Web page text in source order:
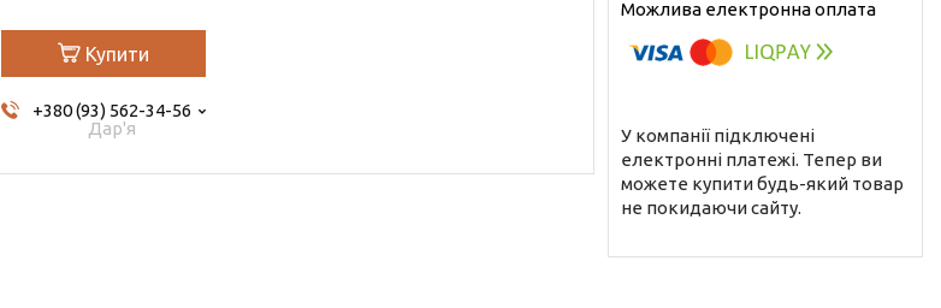
Купити
+380 (93) 562-34-56
Дар'я
У компанії підключені
електронні платежі. Тепер ви
можете купити будь-який товар
не покидаючи сайту.